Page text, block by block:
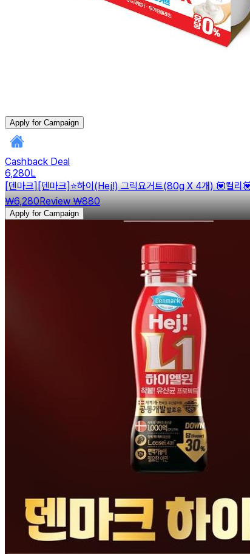
Apply for Campaign
Cashback Deal
6,280L
[덴마크][덴마크]⭐️하이(Hej!) 그릭요거트(80g X 4개) 💟컬리
￦6,280Review ￦880
Apply for Campaign